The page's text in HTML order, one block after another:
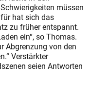
müssen
hat sich das
zu früher entspannt.
ein“, so Thomas.
Abgrenzung von den
Verstärkter
seien Antworten